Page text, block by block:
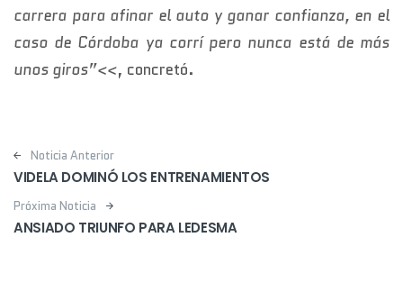
carrera para afinar el auto y ganar confianza, en el
caso de Córdoba ya corrí pero nunca está de más
unos giros”<<, concretó.
Post navigation
Noticia Anterior
VIDELA DOMINÓ LOS ENTRENAMIENTOS
Próxima Noticia
ANSIADO TRIUNFO PARA LEDESMA